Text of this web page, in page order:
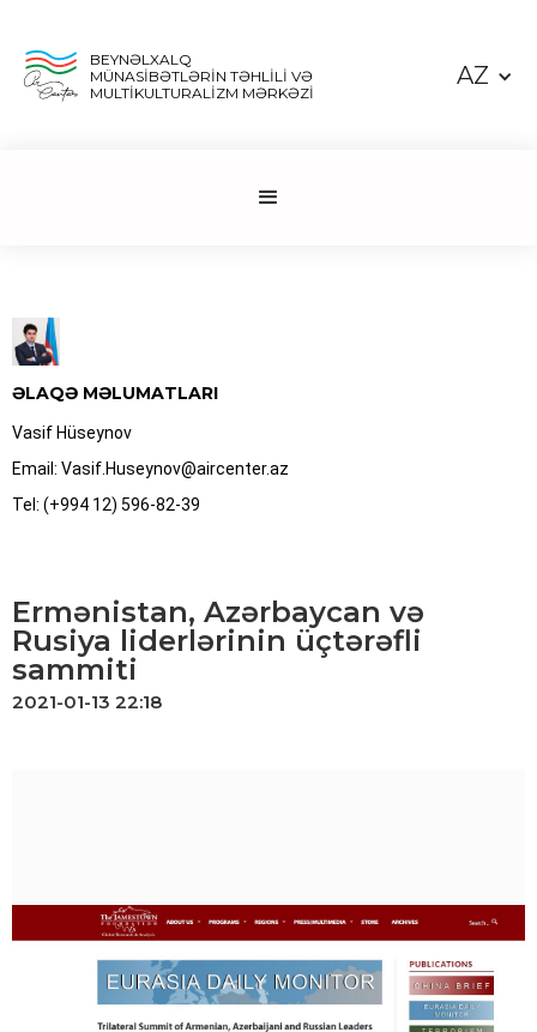
BEYNƏLXALQ
MÜNASİBƏTLƏRİN TƏHLİLİ VƏ
MULTİKULTURALİZM MƏRKƏZİ
AZ
ƏLAQƏ MƏLUMATLARI
Vasif Hüseynov
Email: Vasif.Huseynov@aircenter.az
Tel: (+994 12) 596-82-39
Ermənistan, Azərbaycan və
Rusiya liderlərinin üçtərəfli
sammiti
2021-01-13 22:18